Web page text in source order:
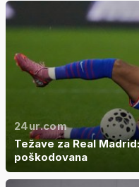
24ur.com
Težave za Real
poškodovana